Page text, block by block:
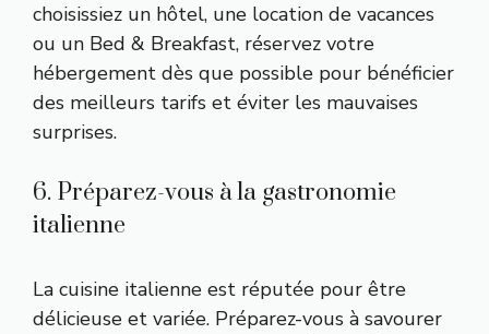
choisissiez un hôtel, une location de vacances
ou un Bed & Breakfast, réservez votre
hébergement dès que possible pour bénéficier
des meilleurs tarifs et éviter les mauvaises
surprises.
6. Préparez-vous à la gastronomie
italienne
La cuisine italienne est réputée pour être
délicieuse et variée. Préparez-vous à savourer